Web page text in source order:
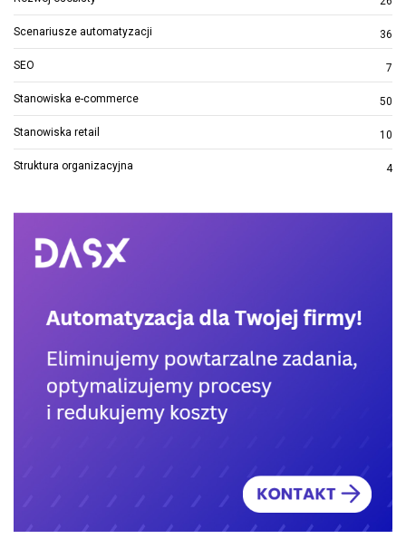
Scenariusze automatyzacji 36
SEO 7
Stanowiska e-commerce 50
Stanowiska retail 10
Struktura organizacyjna 4